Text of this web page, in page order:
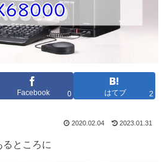
Facebook 0 はてブ 2
2020.02.04 2023.01.31
ところに